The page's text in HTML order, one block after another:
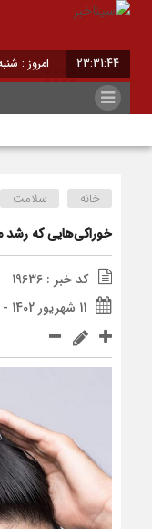
23:31:45 امروز : شنبه - ۱۷ مرداد
خانه سلامت
خوراکی‌هایی که رشد
کد خبر : 19636
11 شهریور 1402 - 13:50